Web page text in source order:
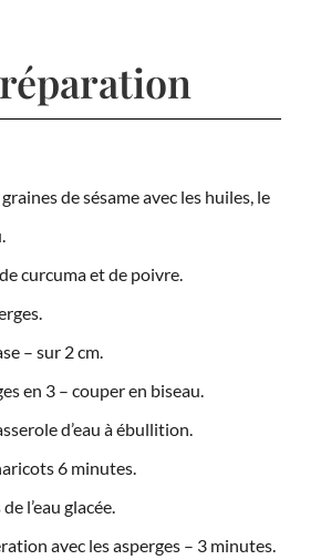
de sésame avec les huiles, le
curcuma et de poivre.
– sur 2 cm.
en 3 – couper en biseau.
d’eau à ébullition.
6 minutes.
l’eau glacée.
avec les asperges – 3 minutes.